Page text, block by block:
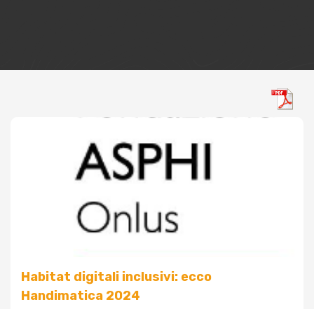
Habitat digitali inclusivi: ecco
Handimatica 2024